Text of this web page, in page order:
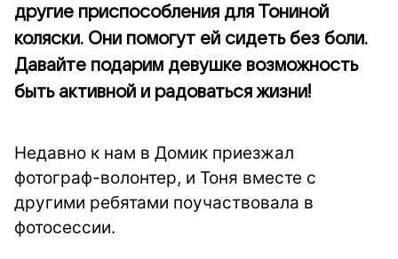
другие приспособления для Тониной
коляски. Они помогут ей сидеть без боли.
Давайте подарим девушке возможность
быть активной и радоваться жизни!
Недавно к нам в Домик приезжал
фотограф-волонтер, и Тоня вместе с
другими ребятами поучаствовала в
фотосессии.